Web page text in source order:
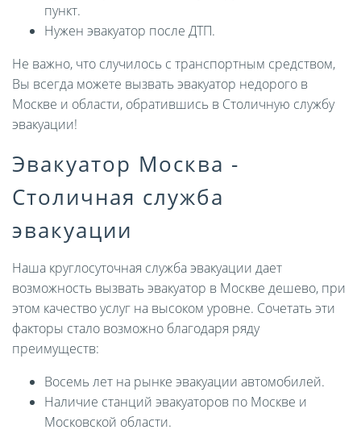
пункт.
Нужен эвакуатор после ДТП.
Не важно, что случилось с транспортным средством,
Вы всегда можете вызвать эвакуатор недорого в
Москве и области, обратившись в Столичную службу
эвакуации!
Эвакуатор Москва -
Столичная служба
эвакуации
Наша круглосуточная служба эвакуации дает
возможность вызвать эвакуатор в Москве дешево, при
этом качество услуг на высоком уровне. Сочетать эти
факторы стало возможно благодаря ряду
преимуществ:
Восемь лет на рынке эвакуации автомобилей.
Наличие станций эвакуаторов по Москве и
Московской области.